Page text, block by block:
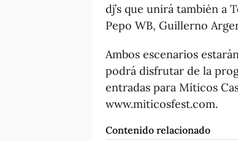
dj’s que unirá también a
Pepo WB, Guillerno
Ambos escenarios
podrá disfrutar de la
entradas para Míticos
www.miticosfest.com.
Contenido relacionado